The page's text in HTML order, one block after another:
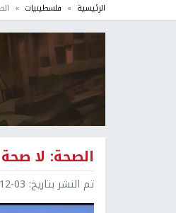
الرئيسية فلسطينيات
الصحة: لا
تم النشر بتاريخ: 16:23